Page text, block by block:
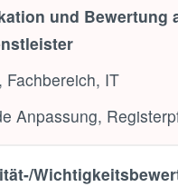
und Bewertung
Fachbereich, IT
Anpassung,